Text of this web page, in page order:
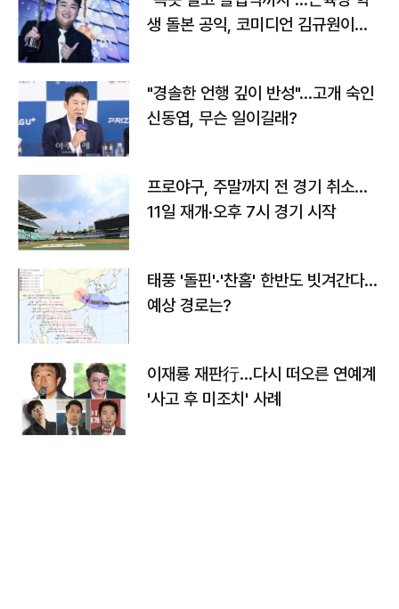
생 돌본 공익, 코미디언 김규원이었
"경솔한 언행 깊이 반성"…고개 숙인
신동엽, 무슨 일이길래?
프로야구, 주말까지 전 경기 취소…
11일 재개·오후 7시 경기 시작
태풍 '돌핀'·'찬홈' 한반도 빗겨간다…
예상 경로는?
이재룡 재판行…다시 떠오른 연예계
'사고 후 미조치' 사례